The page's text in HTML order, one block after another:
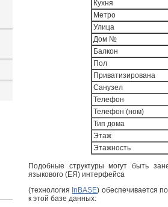
Кухня
Метро
Улица
Дом №
Балкон
Пол
Приватизирована
Санузел
Телефон
Телефон (ном)
Тип дома
Этаж
Этажность
Подобные структуры могут быть
языкового (ЕЯ) интерфейса
(технология InBASE) обеспечивается
к этой базе данных: